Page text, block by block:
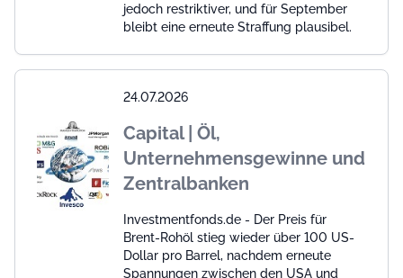
jedoch restriktiver, und für September
bleibt eine erneute Straffung plausibel.
24.07.2026
Capital | Öl,
Unternehmensgewinne und
Zentralbanken
Investmentfonds.de - Der Preis für
Brent-Rohöl stieg wieder über 100 US-
Dollar pro Barrel, nachdem erneute
Spannungen zwischen den USA und